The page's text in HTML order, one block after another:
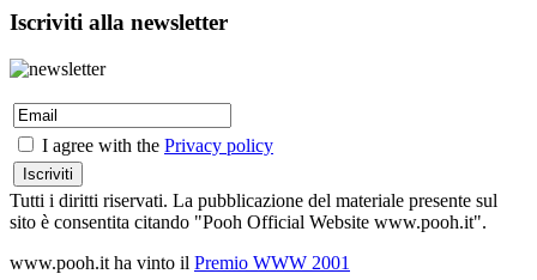
Iscriviti alla newsletter
I agree with the Privacy policy
Tutti i diritti riservati. La pubblicazione del materiale presente sul
sito è consentita citando "Pooh Official Website www.pooh.it".
www.pooh.it ha vinto il Premio WWW 2001